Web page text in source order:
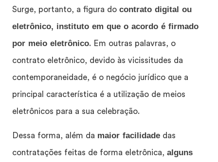
Surge, portanto, a figura do contrato digital ou
eletrônico, instituto em que o acordo é firmado
por meio eletrônico. Em outras palavras, o
contrato eletrônico, devido às vicissitudes da
contemporaneidade, é o negócio jurídico que a
principal característica é a utilização de meios
eletrônicos para a sua celebração.
Dessa forma, além da maior facilidade das
contratações feitas de forma eletrônica, alguns